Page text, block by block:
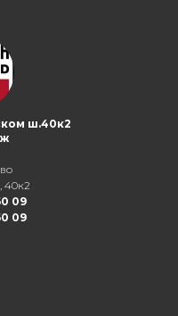
ш.40к2
40к2
09
09